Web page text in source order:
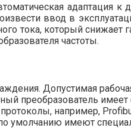
адаптация
ввод в
тока, который снижает
частоты.
Допустимая
преобразователь
например,
умолчанию имеют